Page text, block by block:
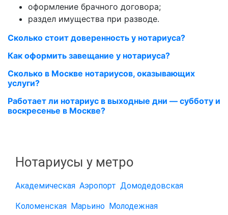
оформление брачного договора;
раздел имущества при разводе.
Сколько стоит доверенность у нотариуса?
Как оформить завещание у нотариуса?
Сколько в Москве нотариусов, оказывающих
услуги?
Работает ли нотариус в выходные дни — субботу и
воскресенье в Москве?
Нотариусы у метро
Академическая Аэропорт Домодедовская
Коломенская Марьино Молодежная